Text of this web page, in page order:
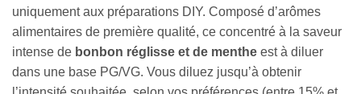
uniquement aux préparations DIY. Composé d’arômes
alimentaires de première qualité, ce concentré à la saveur
intense de bonbon réglisse et de menthe est à diluer
dans une base PG/VG. Vous diluez jusqu’à obtenir